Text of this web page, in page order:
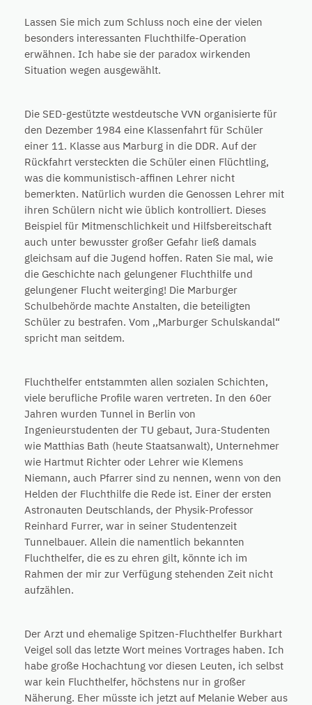
Lassen Sie mich zum Schluss noch eine der vielen
besonders interessanten Fluchthilfe-Operation
erwähnen. Ich habe sie der paradox wirkenden
Situation wegen ausgewählt.
Die SED-gestützte westdeutsche VVN organisierte für
den Dezember 1984 eine Klassenfahrt für Schüler
einer 11. Klasse aus Marburg in die DDR. Auf der
Rückfahrt versteckten die Schüler einen Flüchtling,
was die kommunistisch-affinen Lehrer nicht
bemerkten. Natürlich wurden die Genossen Lehrer mit
ihren Schülern nicht wie üblich kontrolliert. Dieses
Beispiel für Mitmenschlichkeit und Hilfsbereitschaft
auch unter bewusster großer Gefahr ließ damals
gleichsam auf die Jugend hoffen. Raten Sie mal, wie
die Geschichte nach gelungener Fluchthilfe und
gelungener Flucht weiterging! Die Marburger
Schulbehörde machte Anstalten, die beteiligten
Schüler zu bestrafen. Vom ,,Marburger Schulskandal“
spricht man seitdem.
Fluchthelfer entstammten allen sozialen Schichten,
viele berufliche Profile waren vertreten. In den 60er
Jahren wurden Tunnel in Berlin von
Ingenieurstudenten der TU gebaut, Jura-Studenten
wie Matthias Bath (heute Staatsanwalt), Unternehmer
wie Hartmut Richter oder Lehrer wie Klemens
Niemann, auch Pfarrer sind zu nennen, wenn von den
Helden der Fluchthilfe die Rede ist. Einer der ersten
Astronauten Deutschlands, der Physik-Professor
Reinhard Furrer, war in seiner Studentenzeit
Tunnelbauer. Allein die namentlich bekannten
Fluchthelfer, die es zu ehren gilt, könnte ich im
Rahmen der mir zur Verfügung stehenden Zeit nicht
aufzählen.
Der Arzt und ehemalige Spitzen-Fluchthelfer Burkhart
Veigel soll das letzte Wort meines Vortrages haben. Ich
habe große Hochachtung vor diesen Leuten, ich selbst
war kein Fluchthelfer, höchstens nur in großer
Näherung. Eher müsste ich jetzt auf Melanie Weber aus